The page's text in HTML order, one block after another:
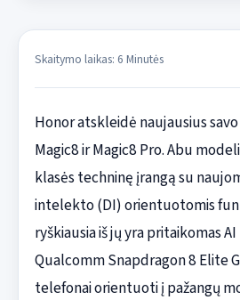
Skaitymo laikas: 6 Minutės
Honor atskleidė naujausius
Magic8 ir Magic8 Pro. Abu
klasės techninę įrangą su
intelekto (DI) orientuotomis
ryškiausia iš jų yra pritaikomas
Qualcomm Snapdragon 8 Elite
telefonai orientuoti į pažangų